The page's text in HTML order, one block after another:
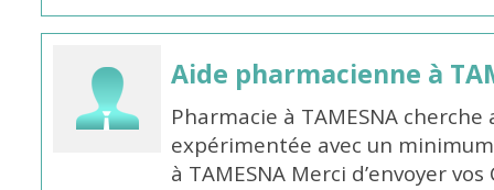
Aide pharmacienne à
Pharmacie à TAMESNA
expérimentée avec un
à TAMESNA Merci d’envoyer